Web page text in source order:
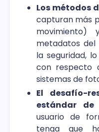
Los métodos
capturan más
movimiento)
metadatos del
la seguridad,
con respecto
sistemas de
El desafío-
estándar de
usuario de
tenga que